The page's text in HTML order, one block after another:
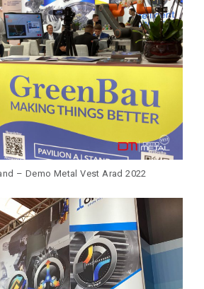
– Demo Metal Vest Arad 2022